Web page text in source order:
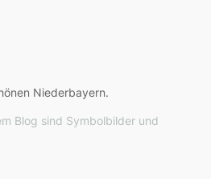
Niederbayern.
Blog sind Symbolbilder und